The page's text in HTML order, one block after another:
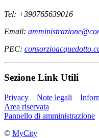
Tel: +390765639016
Email:
PEC:
Sezione Link Utili
Privacy Note legali
Area riservata
Pannello di amministrazione
© MyCity